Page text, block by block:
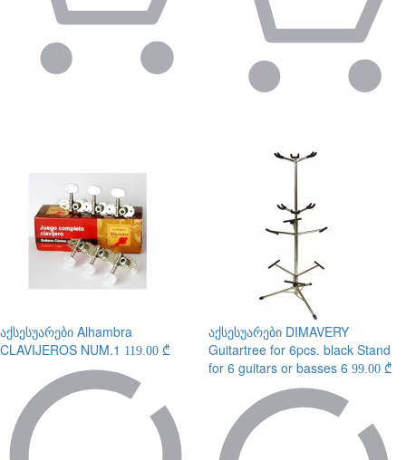
აქსესუარები Alhambra
CLAVIJEROS NUM.1 119.00 ₾
აქსესუარები DIMAVERY
Guitartree for 6pcs. black Stand
for 6 guitars or basses 6 99.00 ₾